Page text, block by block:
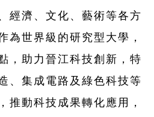
經濟、文化、藝術等各方
為世界級的研究型大學，
，助力晉江科技創新，特
、集成電路及綠色科技等
推動科技成果轉化應用，